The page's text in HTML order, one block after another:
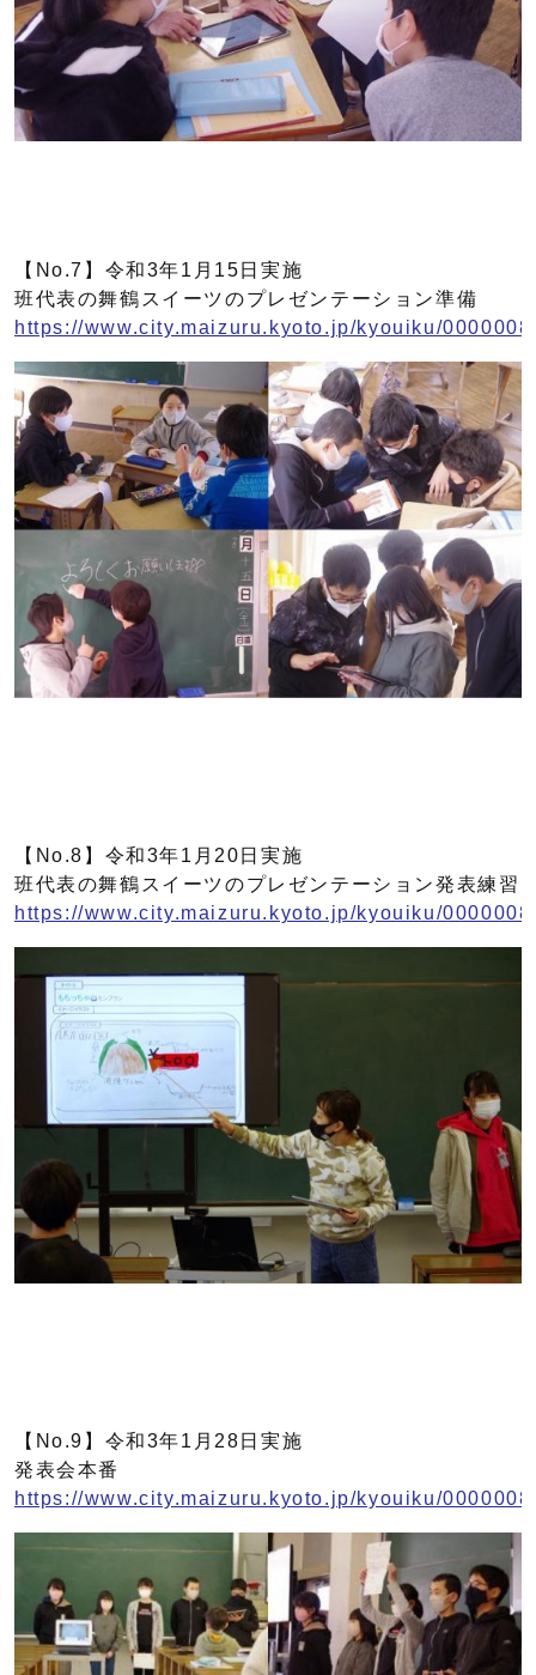
【No.7】令和3年1月15日実施
班代表の舞鶴スイーツのプレゼンテーション準備
https://www.city.maizuru.kyoto.jp/kyouiku/
【No.8】令和3年1月20日実施
班代表の舞鶴スイーツのプレゼンテーション発表練習
https://www.city.maizuru.kyoto.jp/kyouiku/
【No.9】令和3年1月28日実施
発表会本番
https://www.city.maizuru.kyoto.jp/kyouiku/